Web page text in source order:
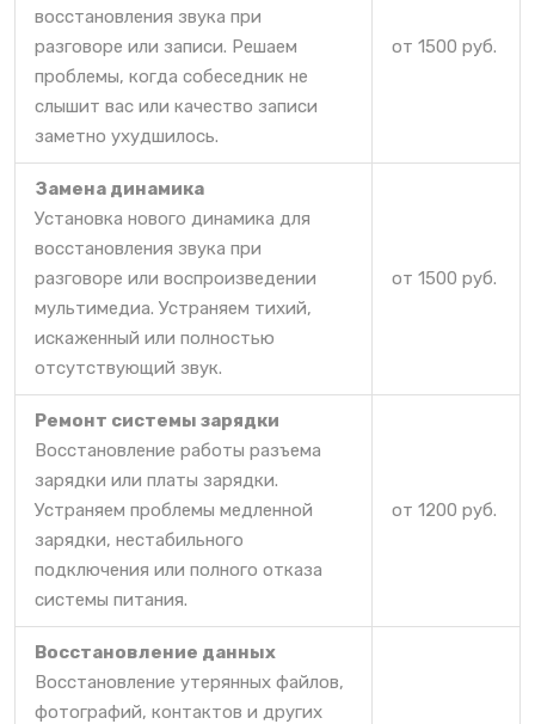
восстановления звука при
разговоре или записи. Решаем
проблемы, когда собеседник не
слышит вас или качество записи
заметно ухудшилось.
от 1500 руб.
Замена динамика
Установка нового динамика для
восстановления звука при
разговоре или воспроизведении
мультимедиа. Устраняем тихий,
искаженный или полностью
отсутствующий звук.
от 1500 руб.
Ремонт системы зарядки
Восстановление работы разъема
зарядки или платы зарядки.
Устраняем проблемы медленной
зарядки, нестабильного
подключения или полного отказа
системы питания.
от 1200 руб.
Восстановление данных
Восстановление утерянных файлов,
фотографий, контактов и других